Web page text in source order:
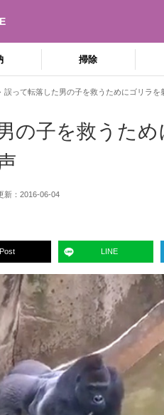
掃除
誤って転落した男の子を救うためにゴリラ
の子を救うた
： 2016-06-04
Post LINE